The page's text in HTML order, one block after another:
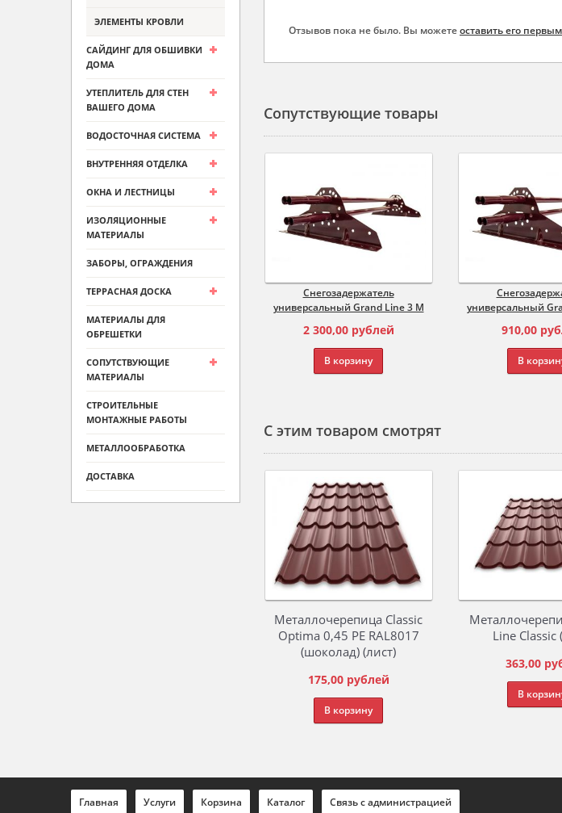
Отзывов пока не было. Вы можетеоставить его первым
Сопутствующие товары
Снегозадержатель
универсальный Grand Line 3 М
2 300,00 рублей
В корзину
универсальный
910,00
В
С этим товаром смотрят
Металлочерепица Classic
Optima 0,45 РЕ RAL8017
(шоколад) (лист)
175,00 рублей
В корзину
Line Classic
363,00
В
ЭЛЕМЕНТЫ КРОВЛИ
САЙДИНГ ДЛЯ ОБШИВКИ
ДОМА
УТЕПЛИТЕЛЬ ДЛЯ СТЕН
ВАШЕГО ДОМА
ВОДОСТОЧНАЯ СИСТЕМА
ВНУТРЕННЯЯ ОТДЕЛКА
ОКНА И ЛЕСТНИЦЫ
ИЗОЛЯЦИОННЫЕ
МАТЕРИАЛЫ
ЗАБОРЫ, ОГРАЖДЕНИЯ
ТЕРРАСНАЯ ДОСКА
МАТЕРИАЛЫ ДЛЯ
ОБРЕШЕТКИ
СОПУТСТВУЮЩИЕ
МАТЕРИАЛЫ
СТРОИТЕЛЬНЫЕ
МОНТАЖНЫЕ РАБОТЫ
МЕТАЛЛООБРАБОТКА
ДОСТАВКА
Главная Услуги Корзина Каталог Связь с администрацией